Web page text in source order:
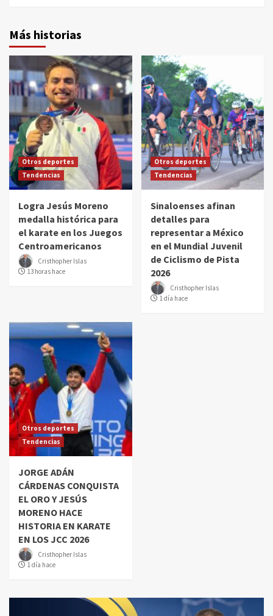
Más historias
Otros deportes
Tendencias
Logra Jesús Moreno
medalla histórica para
el karate en los Juegos
Centroamericanos
Cristhopher Islas
13 horas hace
Otros deportes
Tendencias
Sinaloenses afinan
detalles para
representar a México
en el Mundial Juvenil
de Ciclismo de Pista
2026
Cristhopher Islas
1 día hace
Otros deportes
Tendencias
JORGE ADÁN
CÁRDENAS CONQUISTA
EL ORO Y JESÚS
MORENO HACE
HISTORIA EN KARATE
EN LOS JCC 2026
Cristhopher Islas
1 día hace